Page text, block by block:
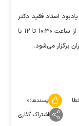
استاد فقید دکتر
محمدعلی انصاری‌پور روز شنبه ۱۰ تیر ماه ۱۴۰۲ از ساعت ۱۰:۳۰ تا ۱۲ با
برگزار می‌شود.
پسندها:۰
اشتراک گذاری